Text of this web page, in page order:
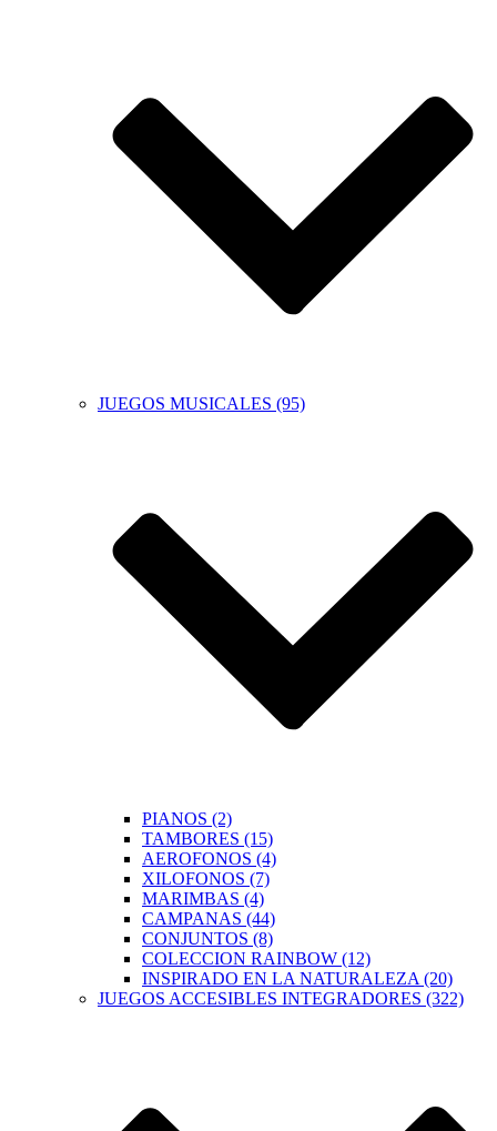
JUEGOS MUSICALES (95)
PIANOS (2)
TAMBORES (15)
AEROFONOS (4)
XILOFONOS (7)
MARIMBAS (4)
CAMPANAS (44)
CONJUNTOS (8)
COLECCION RAINBOW (12)
INSPIRADO EN LA NATURALEZA (20)
JUEGOS ACCESIBLES INTEGRADORES (322)